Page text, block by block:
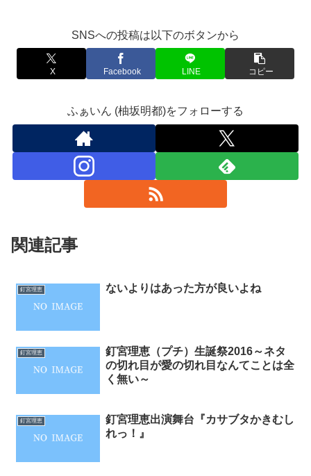
SNSへの投稿は以下のボタンから
X Facebook LINE コピー
ふぁいん (柚坂明都)をフォローする
関連記事
釘宮理恵 ないよりはあった方が良いよね
釘宮理恵
釘宮理恵（プチ）生誕祭2016～ネタ
の切れ目が愛の切れ目なんてことは全
く無い～
釘宮理恵
釘宮理恵出演舞台『カサブタかきむし
れっ！』